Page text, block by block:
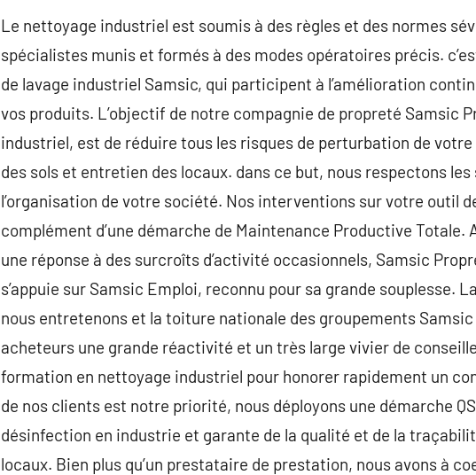
Le nettoyage industriel est soumis à des règles et des normes
spécialistes munis et formés à des modes opératoires précis.
de lavage industriel Samsic, qui participent à l’amélioration
vos produits. L’objectif de notre compagnie de propreté Samsic
industriel, est de réduire tous les risques de perturbation de
des sols et entretien des locaux. dans ce but, nous respectons
l’organisation de votre société. Nos interventions sur votre outil
complément d’une démarche de Maintenance Productive
une réponse à des surcroîts d’activité occasionnels, Samsic
s’appuie sur Samsic Emploi, reconnu pour sa grande souplesse.
nous entretenons et la toiture nationale des groupements
acheteurs une grande réactivité et un très large vivier de
formation en nettoyage industriel pour honorer rapidement un
de nos clients est notre priorité, nous déployons une démarche
désinfection en industrie et garante de la qualité et de la
locaux. Bien plus qu’un prestataire de prestation, nous avons à